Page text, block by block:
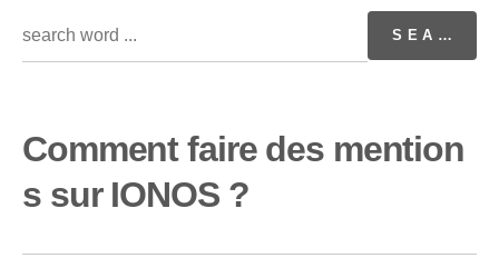
Comment faire des mention
s sur IONOS ?